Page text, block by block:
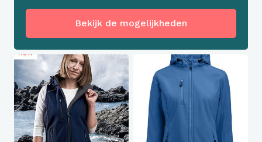
Bekijk de mogelijkheden